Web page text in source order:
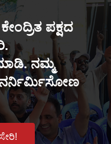
ಪಕ್ಷದ
ನಮ್ಮ